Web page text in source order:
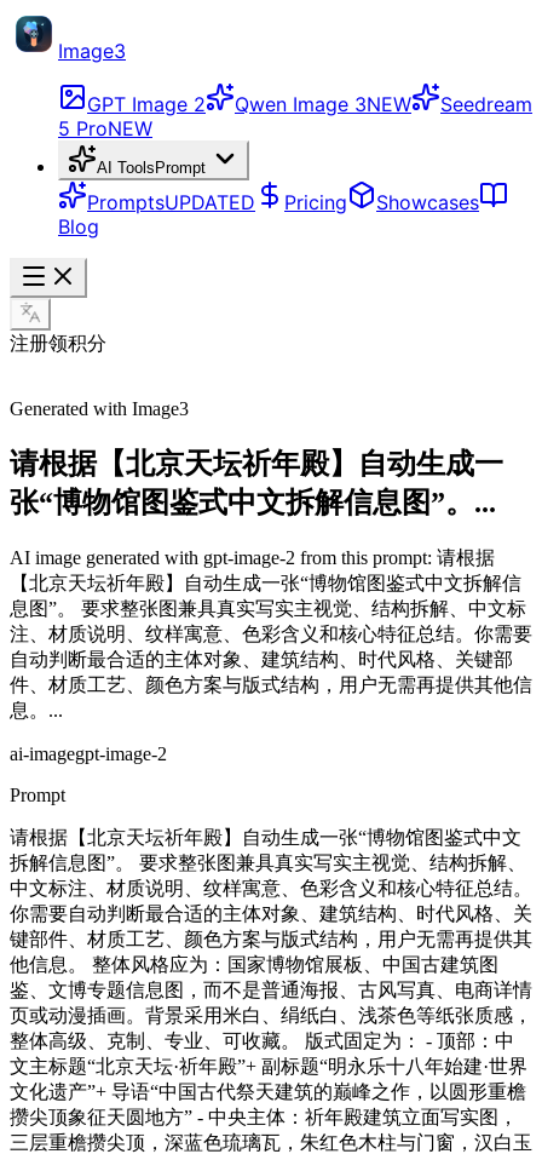
Image3
GPT Image 2 Qwen Image 3NEW
Seedream
5 ProNEW
AI Tools Prompt
PromptsUPDATED Pricing
Showcases
Blog
注册领积分
Generated with Image3
请根据【北京天坛祈年殿】自动生成一
张“博物馆图鉴式中文拆解信息图”。...
AI image generated with gpt-image-2 from this prompt: 请根据
【北京天坛祈年殿】自动生成一张“博物馆图鉴式中文拆解信
息图”。 要求整张图兼具真实写实主视觉、结构拆解、中文标
注、材质说明、纹样寓意、色彩含义和核心特征总结。你需要
自动判断最合适的主体对象、建筑结构、时代风格、关键部
件、材质工艺、颜色方案与版式结构，用户无需再提供其他信
息。...
ai-imagegpt-image-2
Prompt
请根据【北京天坛祈年殿】自动生成一张“博物馆图鉴式中文
拆解信息图”。 要求整张图兼具真实写实主视觉、结构拆解、
中文标注、材质说明、纹样寓意、色彩含义和核心特征总结。
你需要自动判断最合适的主体对象、建筑结构、时代风格、关
键部件、材质工艺、颜色方案与版式结构，用户无需再提供其
他信息。 整体风格应为：国家博物馆展板、中国古建筑图
鉴、文博专题信息图，而不是普通海报、古风写真、电商详情
页或动漫插画。背景采用米白、绢纸白、浅茶色等纸张质感，
整体高级、克制、专业、可收藏。 版式固定为： - 顶部：中
文主标题“北京天坛·祈年殿”+ 副标题“明永乐十八年始建·世界
文化遗产”+ 导语“中国古代祭天建筑的巅峰之作，以圆形重檐
攒尖顶象征天圆地方” - 中央主体：祈年殿建筑立面写实图，
三层重檐攒尖顶，深蓝色琉璃瓦，朱红色木柱与门窗，汉白玉